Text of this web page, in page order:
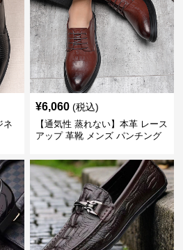
ネ
¥6,060 (税込)
【通気性 蒸れない】本革 レース
アップ 革靴 メンズ パンチング
い 営業